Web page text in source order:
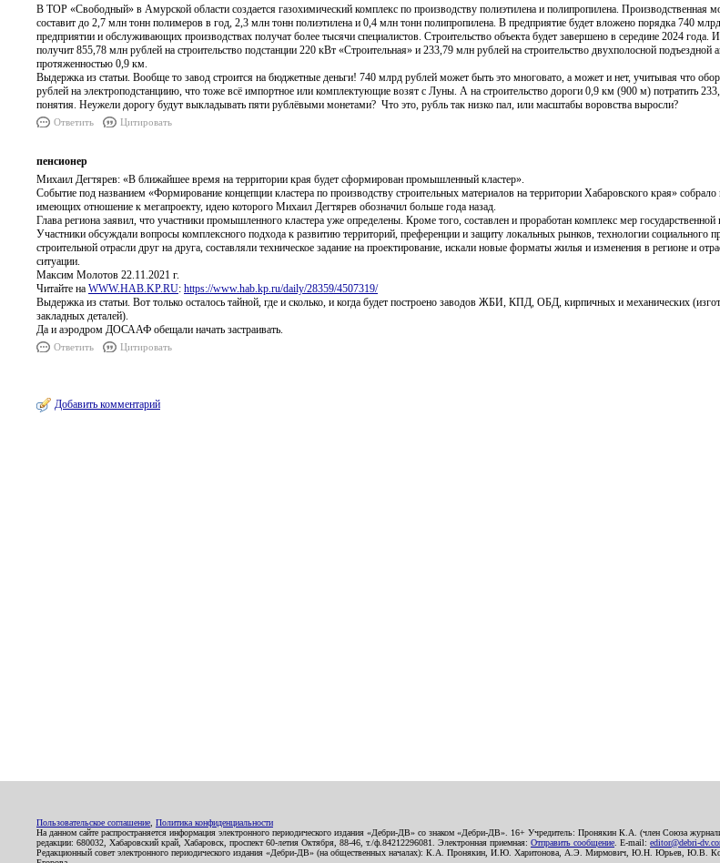
В ТОР «Свободный» в Амурской области создается газохимический комплекс по производству полиэтилена и полипропилена.
составит до 2,7 млн тонн полимеров в год, 2,3 млн тонн полиэтилена и 0,4 млн тонн полипропилена. В предприятие будет вложено порядка 740
предприятии и обслуживающих производствах получат более тысячи специалистов. Строительство объекта будет завершено в середине 2024 года.
получит 855,78 млн рублей на строительство подстанции 220 кВт «Строительная» и 233,79 млн рублей на строительство двухполосной
протяженностью 0,9 км.
Выдержка из статьи. Вообще то завод строится на бюджетные деньги! 740 млрд рублей может быть это многовато, а может и нет, учитывая что
рублей на электроподстанциию, что тоже всё импортное или комплектующие возят с Луны. А на строительство дороги 0,9 км (900 м) потратить
понятия. Неужели дорогу будут выкладывать пяти рублёвыми монетами? Что это, рубль так низко пал, или масштабы воровства выросли?
Ответить Цитировать
пенсионер
Михаил Дегтярев: «В ближайшее время на территории края будет сформирован промышленный кластер».
Событие под названием «Формирование концепции кластера по производству строительных материалов на территории Хабаровского края» собрало
имеющих отношение к мегапроекту, идею которого Михаил Дегтярев обозначил больше года назад.
Глава региона заявил, что участники промышленного кластера уже определены. Кроме того, составлен и проработан комплекс мер
Участники обсуждали вопросы комплексного подхода к развитию территорий, преференции и защиту локальных рынков, технологии социального
строительной отрасли друг на друга, составляли техническое задание на проектирование, искали новые форматы жилья и изменения в регионе и
ситуации.
Максим Молотов 22.11.2021 г.
Читайте на WWW.HAB.KP.RU: https://www.hab.kp.ru/daily/28359/4507319/
Выдержка из статьи. Вот только осталось тайной, где и сколько, и когда будет построено заводов ЖБИ, КПД, ОБД, кирпичных и механических
закладных деталей).
Да и аэродром ДОСААФ обещали начать застраивать.
Ответить Цитировать
Добавить комментарий
Пользовательское соглашение Политика конфиденциальности
На данном сайте распространяется информация электронного периодического издания «Дебри-ДВ» со знаком «Дебри-ДВ». 16+ Учредитель: Пронякин К.А. (член Союза
редакции: 680032, Хабаровский край, Хабаровск, проспект 60-летия Октября, 88-46, т./ф.84212296081. Электронная приемная: Отправить сообщение . E-mail: editor@debri-
Редакционный совет электронного периодического издания «Дебри-ДВ» (на общественных началах): К.А. Пронякин, И.Ю. Харитонова, А.Э. Мирмович, Ю.Н. Юрьев,